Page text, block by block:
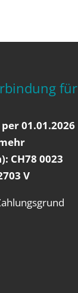
für
01.01.2026
CH78 0023
V